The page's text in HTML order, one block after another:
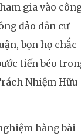
gia vào
đảo dân cư
bọn họ chắc
tiến béo
Nhiệm Hữu
hàng bài